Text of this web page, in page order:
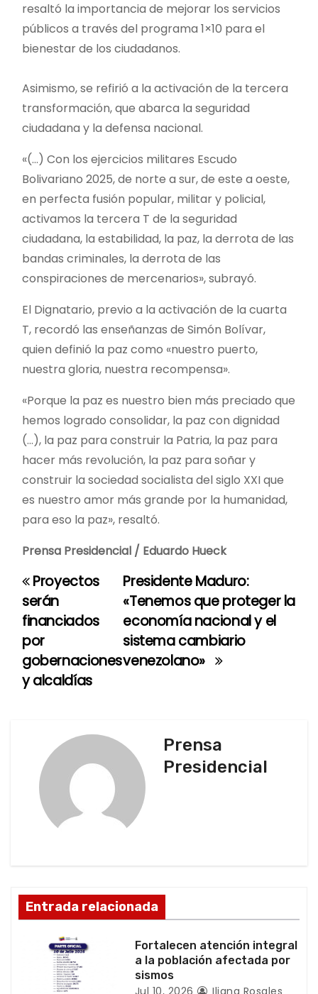
resaltó la importancia de mejorar los servicios
públicos a través del programa 1×10 para el
bienestar de los ciudadanos.
Asimismo, se refirió a la activación de la tercera
transformación, que abarca la seguridad
ciudadana y la defensa nacional.
«(…) Con los ejercicios militares Escudo
Bolivariano 2025, de norte a sur, de este a oeste,
en perfecta fusión popular, militar y policial,
activamos la tercera T de la seguridad
ciudadana, la estabilidad, la paz, la derrota de las
bandas criminales, la derrota de las
conspiraciones de mercenarios», subrayó.
El Dignatario, previo a la activación de la cuarta
T, recordó las enseñanzas de Simón Bolívar,
quien definió la paz como «nuestro puerto,
nuestra gloria, nuestra recompensa».
«Porque la paz es nuestro bien más preciado que
hemos logrado consolidar, la paz con dignidad
(…), la paz para construir la Patria, la paz para
hacer más revolución, la paz para soñar y
construir la sociedad socialista del siglo XXI que
es nuestro amor más grande por la humanidad,
para eso la paz», resaltó.
Prensa Presidencial / Eduardo Hueck
N
a
v
e
e
Presidente Maduro:
«Tenemos que proteger la
economía nacional y el
sistema cambiario
venezolano»
Proyectos
serán
financiados
por
gobernaciones
y alcaldías
Prensa
Presidencial
Entrada relacionada
Fortalecen atención integral
a la población afectada por
sismos
Jul 10, 2026 Iliana Rosales